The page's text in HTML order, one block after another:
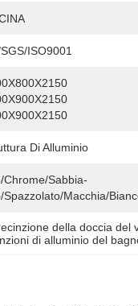
ISO9001
Di Alluminio
Chrome/Sabbia-
spazzolato/macchia/
della doccia del
di alluminio del